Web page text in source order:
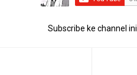
Subscribe ke channel ini